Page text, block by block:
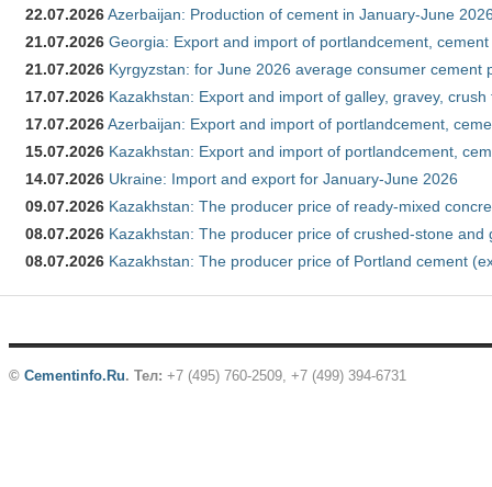
22.07.2026Azerbaijan: Production of cement in January-June
21.07.2026 Georgia: Export and import of portlandcement,
21.07.2026 Kyrgyzstan: for June 2026 average consumer cement
17.07.2026 Kazakhstan: Export and import of galley, gravey,
17.07.2026Azerbaijan: Export and import of portlandcement,
15.07.2026 Kazakhstan: Export and import of portlandcement,
14.07.2026 Ukraine: Import and export for January-June 2026
09.07.2026 Kazakhstan: The producer price of ready-mixed
08.07.2026 Kazakhstan: The producer price of crushed-stone and
08.07.2026 Kazakhstan: The producer price of Portland cement
© Cementinfo.Ru. Тел: +7 (495) 760-2509, +7 (499) 394-6731